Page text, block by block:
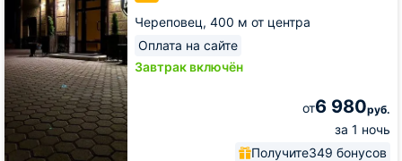
Череповец, 400 м от центра
Оплата на сайте
Завтрак включён
от6 980руб.
за 1 ночь
Получите349 бонусов